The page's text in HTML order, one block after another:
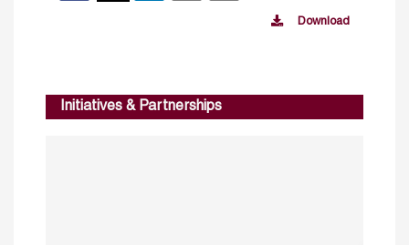
Download
Initiatives & Partnerships